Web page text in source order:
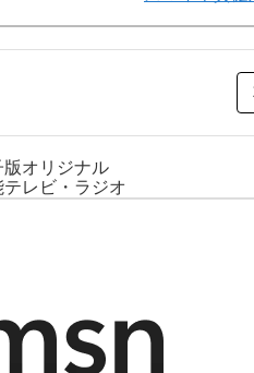
オリジナル
テレビ・ラジオ